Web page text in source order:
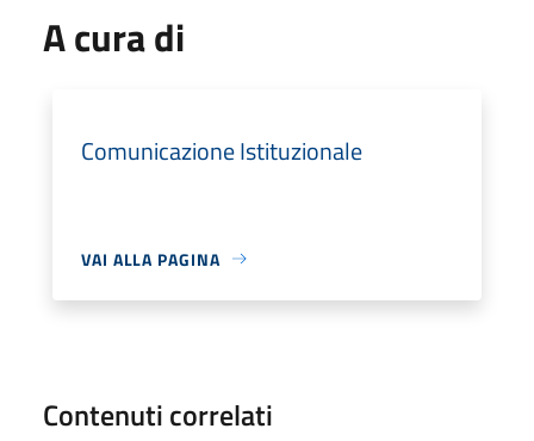
A cura di
Comunicazione Istituzionale
VAI ALLA PAGINA
Contenuti correlati